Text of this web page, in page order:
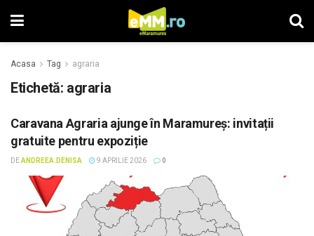
Acasa Tag agraria
Etichetă: agraria
Caravana Agraria ajunge în Maramureș: invitații
gratuite pentru expoziție
DEANDREEA.DENISA 9 APRILIE 2026 0